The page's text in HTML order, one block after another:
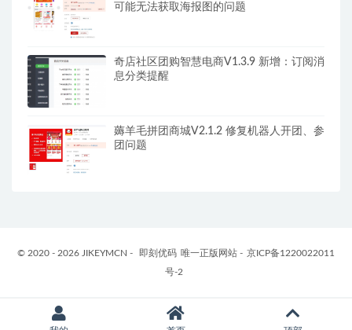
可能无法获取海报图的问题
奇店社区团购智慧电商V1.3.9 新增：订阅消
息分类提醒
薅羊毛拼团商城V2.1.2 修复机器人开团、参
团问题
© 2020 - 2026 JIKEYMCN - 即刻优码 唯一正版网站 - 京ICP备1220022011
号-2